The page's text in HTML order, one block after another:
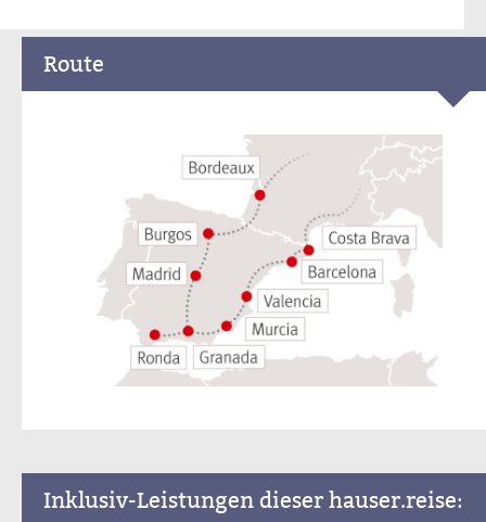
Route
Inklusiv-Leistungen dieser hauser.reise: